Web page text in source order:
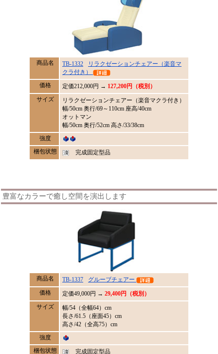
商品名 TB-1332
リラクゼーションチェアー（楽音マ
クラ付き）
価格
定価212,000円 → 127,200円（税別）
サイズ
リラクゼーションチェアー（楽音マクラ付き）
幅/50cm 奥行/69～110cm 座高/40cm
オットマン
幅/50cm 奥行/52cm 高さ/33/38cm
強度
梱包状態
完成固定型品
豊富なカラーで癒し空間を演出します
商品名 TB-1337
グルーブチェアー
価格
定価49,000円 → 29,400円（税別）
サイズ
幅/54（全幅64）cm
長さ/61.5（座面45）cm
高さ/42（全高75）cm
強度
梱包状態
完成固定型品